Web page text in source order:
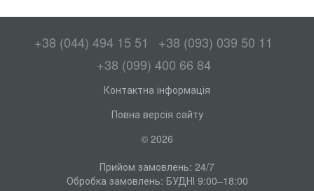
+38 (044) 494 15 51
+38 (093) 039 50 11
+38 (099) 400 66 84
Контактна інформація
Повна версія сайту
© 2026
Прийом замовлень: 24/7
Обробка замовлень: БУДНІ 9:00–18:00